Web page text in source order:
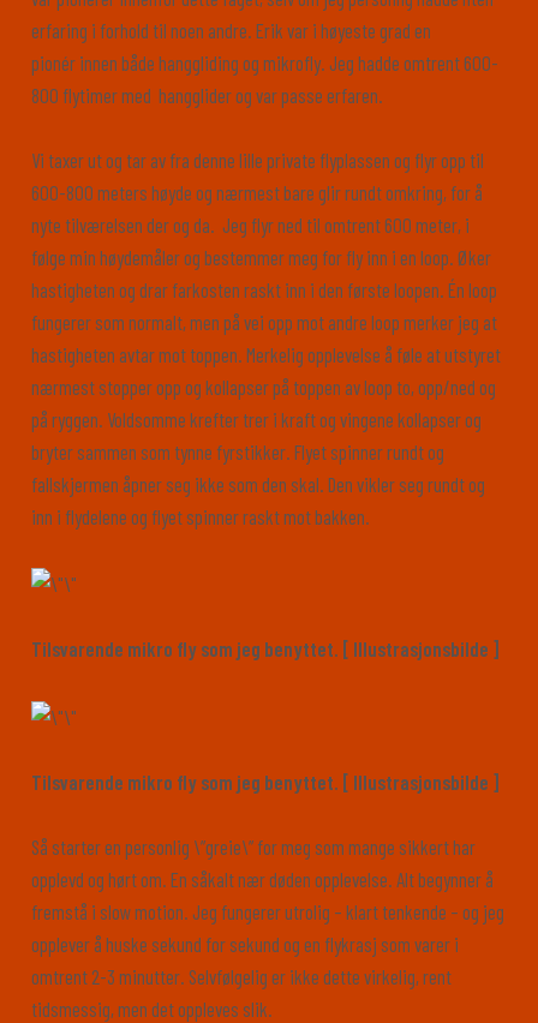
erfaring i forhold til noen andre. Erik var i høyeste grad en
pionér innen både hanggliding og mikrofly. Jeg hadde omtrent 600-
800 flytimer med hangglider og var passe erfaren.
Vi taxer ut og tar av fra denne lille private flyplassen og flyr opp til
600-800 meters høyde og nærmest bare glir rundt omkring, for å
nyte tilværelsen der og da. Jeg flyr ned til omtrent 600 meter, i
følge min høydemåler og bestemmer meg for fly inn i en loop. Øker
hastigheten og drar farkosten raskt inn i den første loopen. Én loop
fungerer som normalt, men på vei opp mot andre loop merker jeg at
hastigheten avtar mot toppen. Merkelig opplevelse å føle at utstyret
nærmest stopper opp og kollapser på toppen av loop to, opp/ned og
på ryggen. Voldsomme krefter trer i kraft og vingene kollapser og
bryter sammen som tynne fyrstikker. Flyet spinner rundt og
fallskjermen åpner seg ikke som den skal. Den vikler seg rundt og
inn i flydelene og flyet spinner raskt mot bakken.
Tilsvarende mikro fly som jeg benyttet. [ Illustrasjonsbilde ]
Tilsvarende mikro fly som jeg benyttet. [ Illustrasjonsbilde ]
Så starter en personlig \”greie\” for meg som mange sikkert har
opplevd og hørt om. En såkalt nær døden opplevelse. Alt begynner å
fremstå i slow motion. Jeg fungerer utrolig – klart tenkende – og jeg
opplever å huske sekund for sekund og en flykrasj som varer i
omtrent 2-3 minutter. Selvfølgelig er ikke dette virkelig, rent
tidsmessig, men det oppleves slik.